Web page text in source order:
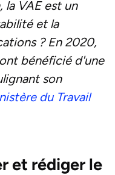
la VAE est un
et la
? En 2020,
bénéficié d'une
son
du Travail
et rédiger le